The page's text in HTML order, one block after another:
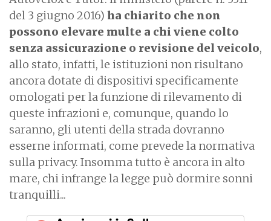
del 3 giugno 2016) ha chiarito che non
possono elevare multe a chi viene colto
senza assicurazione o revisione del veicolo,
allo stato, infatti, le istituzioni non risultano
ancora dotate di dispositivi specificamente
omologati per la funzione di rilevamento di
queste infrazioni e, comunque, quando lo
saranno, gli utenti della strada dovranno
esserne informati, come prevede la normativa
sulla privacy. Insomma tutto è ancora in alto
mare, chi infrange la legge può dormire sonni
tranquilli...